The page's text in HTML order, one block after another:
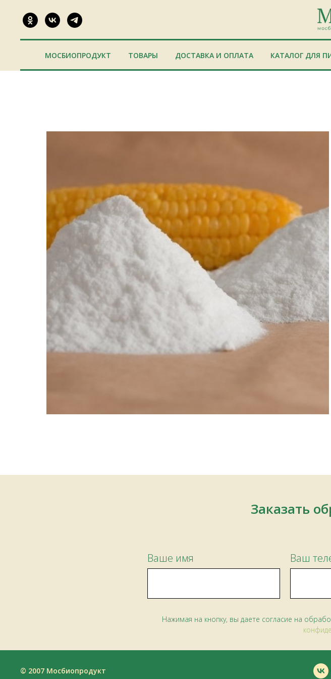
МОСБИОПРОДУКТ ТОВАРЫ ДОСТАВКА И ОПЛАТА КАТАЛОГ ДЛЯ
Заказать
Ваше имя Ваш
Нажимая на кнопку, вы даете согласие на
© 2007 Мосбиопродукт